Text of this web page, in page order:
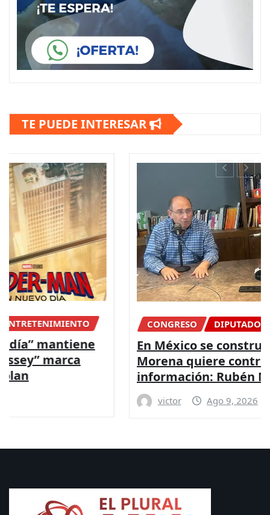
TE PUEDE INTERESAR
CONGRESO DIPUTADOS NACIONAL
En México se construye una dictadura,
Morena quiere controlar la
información: Rubén Moreira
Ago 9, 2026